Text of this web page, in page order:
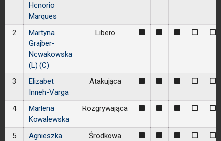
Honorio
Marques
2
Martyna
Grajber-
Nowakowska
(L) (C)
Libero 0 0
3
Elizabet
Inneh-Varga
Atakująca 0 0
4
Marlena
Kowalewska
Rozgrywająca 0 0
5
Agnieszka
Środkowa 0 0